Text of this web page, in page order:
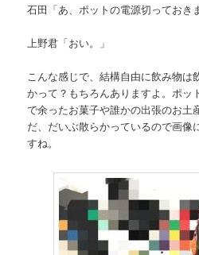
石田「あ、ポットの電源切っておき
上野君「おい。」
こんな感じで、結構自由に飲み物は
かって？もちろんありますよ。ポッ
で余ったお菓子や誰かの出張のお土
だ、だいぶ散らかっているので画像
すね。